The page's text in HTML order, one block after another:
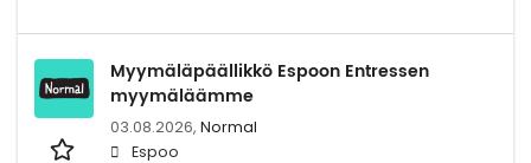
Myymäläpäällikkö Espoon Entressen
myymäläämme
03.08.2026, Normal
Espoo